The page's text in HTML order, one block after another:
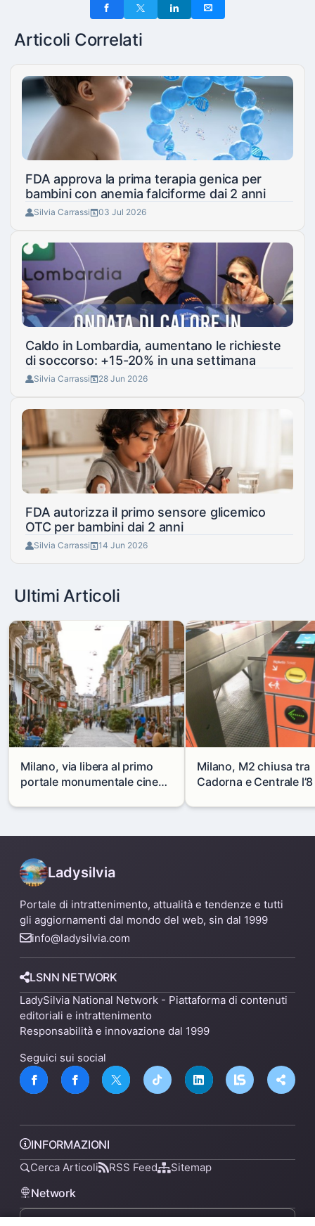
Articoli Correlati
FDA approva la prima terapia genica per
bambini con anemia falciforme dai 2 anni
Silvia Carrassi 03 Jul 2026
Caldo in Lombardia, aumentano le richieste
di soccorso: +15-20% in una settimana
Silvia Carrassi 28 Jun 2026
FDA autorizza il primo sensore glicemico
OTC per bambini dai 2 anni
Silvia Carrassi 14 Jun 2026
Ultimi Articoli
Milano, via libera al primo
portale monumentale cinese
Milano, M2 chiusa tra
Cadorna e Centrale
alternative
Ladysilvia
Portale di intrattenimento, attualità e tendenze e tutti
gli aggiornamenti dal mondo del web, sin dal 1999
info@ladysilvia.com
LSNN NETWORK
LadySilvia National Network - Piattaforma di contenuti
editoriali e intrattenimento
Responsabilità e innovazione dal 1999
Seguici sui social
INFORMAZIONI
Cerca Articoli RSS Feed Sitemap
Network